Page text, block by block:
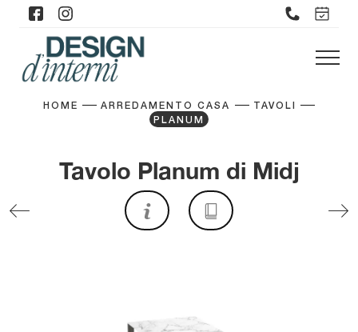
HOME ARREDAMENTO CASA
TAVOLI
PLANUM
Tavolo Planum di Midj